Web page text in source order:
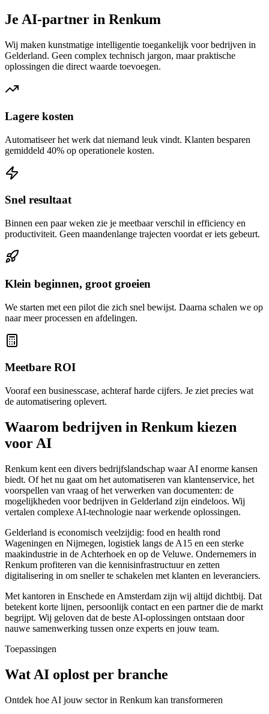
Je AI-partner in Renkum
Wij maken kunstmatige intelligentie toegankelijk voor bedrijven in
Gelderland. Geen complex technisch jargon, maar praktische
oplossingen die direct waarde toevoegen.
Lagere kosten
Automatiseer het werk dat niemand leuk vindt. Klanten besparen
gemiddeld 40% op operationele kosten.
Snel resultaat
Binnen een paar weken zie je meetbaar verschil in efficiency en
productiviteit. Geen maandenlange trajecten voordat er iets gebeurt.
Klein beginnen, groot groeien
We starten met een pilot die zich snel bewijst. Daarna schalen we op
naar meer processen en afdelingen.
Meetbare ROI
Vooraf een businesscase, achteraf harde cijfers. Je ziet precies wat
de automatisering oplevert.
Waarom bedrijven in Renkum kiezen
voor AI
Renkum kent een divers bedrijfslandschap waar AI enorme kansen
biedt. Of het nu gaat om het automatiseren van klantenservice, het
voorspellen van vraag of het verwerken van documenten: de
mogelijkheden voor bedrijven in Gelderland zijn eindeloos. Wij
vertalen complexe AI-technologie naar werkende oplossingen.
Gelderland is economisch veelzijdig: food en health rond
Wageningen en Nijmegen, logistiek langs de A15 en een sterke
maakindustrie in de Achterhoek en op de Veluwe. Ondernemers in
Renkum profiteren van die kennisinfrastructuur en zetten
digitalisering in om sneller te schakelen met klanten en leveranciers.
Met kantoren in Enschede en Amsterdam zijn wij altijd dichtbij. Dat
betekent korte lijnen, persoonlijk contact en een partner die de markt
begrijpt. Wij geloven dat de beste AI-oplossingen ontstaan door
nauwe samenwerking tussen onze experts en jouw team.
Toepassingen
Wat AI oplost per branche
Ontdek hoe AI jouw sector in Renkum kan transformeren